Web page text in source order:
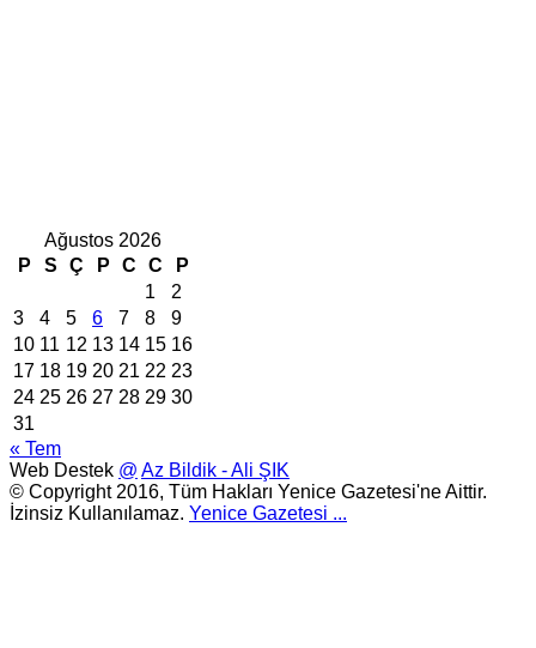
Ağustos 2026
P
S Ç P C C
P
1
2
3
4 5 6 7 8
9
10 11 12 13 14 15 16
17 18 19 20 21 22 23
24 25 26 27 28 29 30
31
« Tem
Web Destek @ Az Bildik - Ali ŞIK
© Copyright 2016, Tüm Hakları Yenice Gazetesi'ne Aittir.
İzinsiz Kullanılamaz. Yenice Gazetesi ...